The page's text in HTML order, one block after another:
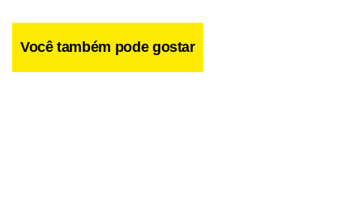
Você também pode gostar